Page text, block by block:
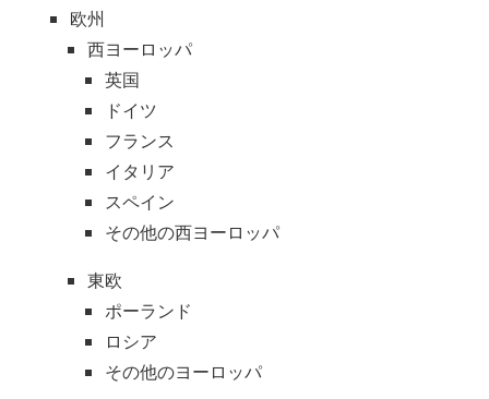
欧州
西ヨーロッパ
英国
ドイツ
フランス
イタリア
スペイン
その他の西ヨーロッパ
東欧
ポーランド
ロシア
その他のヨーロッパ